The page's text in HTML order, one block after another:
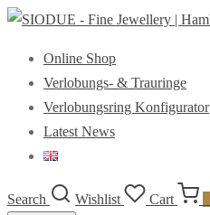
Online Shop
Verlobungs- & Trauringe
Verlobungsring Konfigurator
Latest News
Search Wishlist Cart